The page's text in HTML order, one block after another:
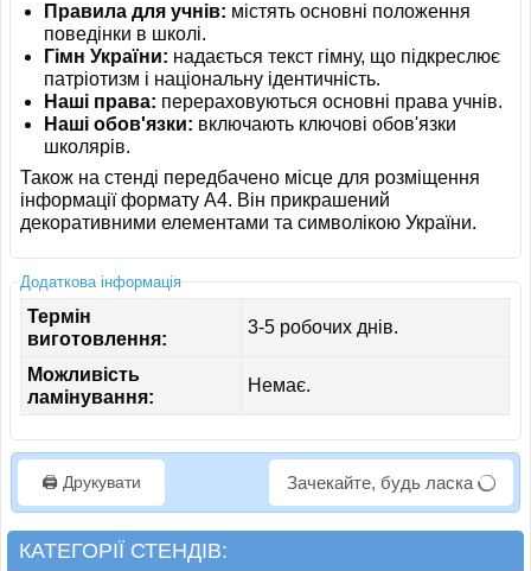
Правила для учнів: містять основні положення
поведінки в школі.
Гімн України: надається текст гімну, що підкреслює
патріотизм і національну ідентичність.
Наші права: перераховуються основні права учнів.
Наші обов'язки: включають ключові обов'язки
школярів.
Також на стенді передбачено місце для розміщення
інформації формату A4. Він прикрашений
декоративними елементами та символікою України.
Додаткова інформація
Термін
виготовлення:
3-5 робочих днів.
Можливість
ламінування:
Немає.
🖨️ Друкувати Зачекайте, будь ласка
КАТЕГОРІЇ СТЕНДІВ: